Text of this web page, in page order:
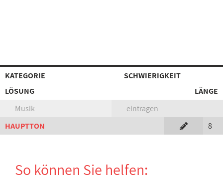
KATEGORIE
SCHWIERIGKEIT
LÖSUNG
LÄNGE
Musik
eintragen
HAUPTTON
8
So können Sie helfen: